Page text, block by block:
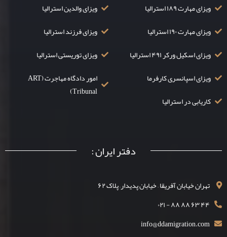
ویزای مهارت ۱۸۹ استرالیا
ویزای مهارت ۱۹۰ استرالیا
ویزای اسکیل ورکر ۴۹۱ استرالیا
ویزای اسپانسری کارفرما
کاریابی در استرالیا
ویزای والدین استرالیا
ویزای فرزند استرالیا
ویزای توریستی استرالیا
امور دادگاه مهاجرت (ART
Tribunal)
دفتر ایران :
تهران خیابان آفریقا – خیابان پدیدار– پلاک ۶۲
۴۴ ۶۳ ۸۸ ۸۸ - ۰۲۱
info@ddamigration.com